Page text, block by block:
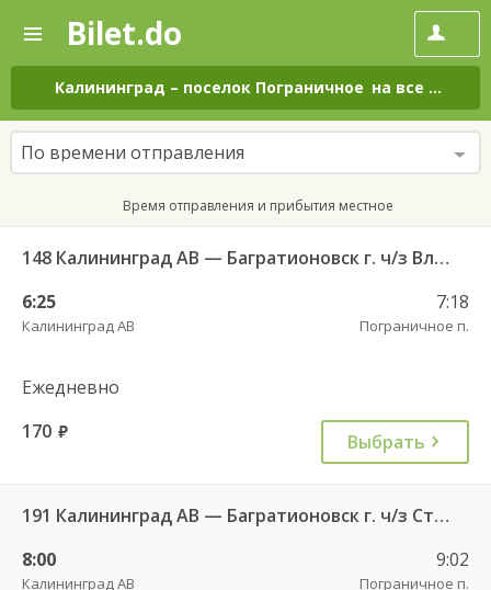
—
Поиск
и
покупка
билетов
на
автобус
онлайн
Bilet.do
Калининград – поселок Пограничное на все дни
По времени отправления
Время отправления и прибытия местное
148 Калининград АВ — Багратионовск г. ч/з Владимирово п., Славское п., Долгоруково п.
6:25
Калининград АВ
7:18
Пограничное п.
Ежедневно
170 руб. Выбрать
191 Калининград АВ — Багратионовск г. ч/з Стрельня п., Долгоруково п.
8:00
Калининград АВ
9:02
Пограничное п.